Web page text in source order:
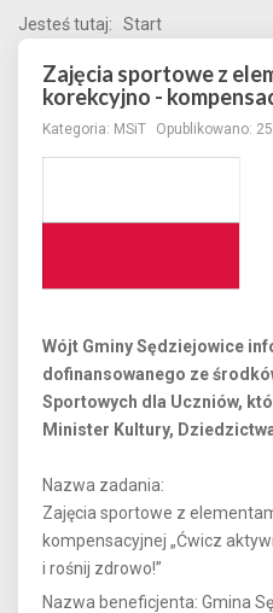
Jesteś tutaj: Start
Zajęcia sportowe z
korekcyjno -
Kategoria: MSiT Opublikowano:
Wójt Gminy Sędziejowice
dofinansowanego ze
Sportowych dla Uczniów,
Minister Kultury,
Nazwa zadania:
Zajęcia sportowe z
kompensacyjnej „Ćwicz
i rośnij zdrowo!”
Nazwa beneficjenta: Gmina